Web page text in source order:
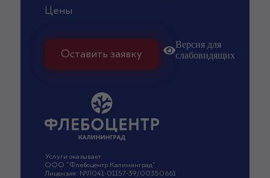
Услуги оказывает
ООО "Флебоцентр Калининград"
Лицензия: №Л041-01157-39/00350661
Цены
Оставить заявку
Версия для
слабовидящих